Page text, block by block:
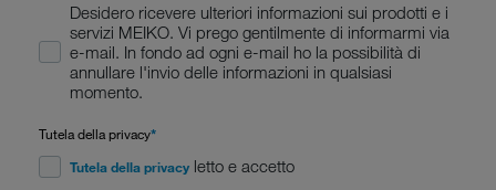
Desidero ricevere ulteriori informazioni sui prodotti e i
servizi MEIKO. Vi prego gentilmente di informarmi via
e-mail. In fondo ad ogni e-mail ho la possibilità di
annullare l'invio delle informazioni in qualsiasi
momento.
Tutela della privacy*
Tutela della privacy letto e accetto